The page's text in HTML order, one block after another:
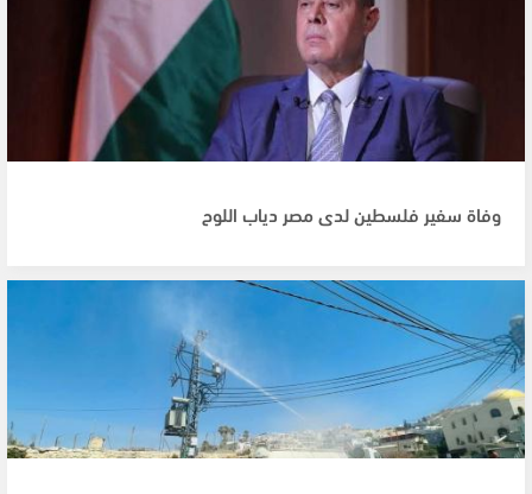
وفاة سفير فلسطين لدى مصر دياب اللوح